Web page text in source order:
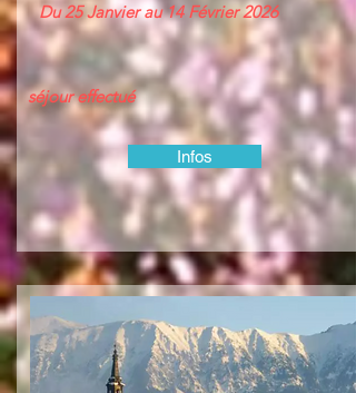
Du 25 Janvier au 14 Février 2026
séjour effectué
Infos